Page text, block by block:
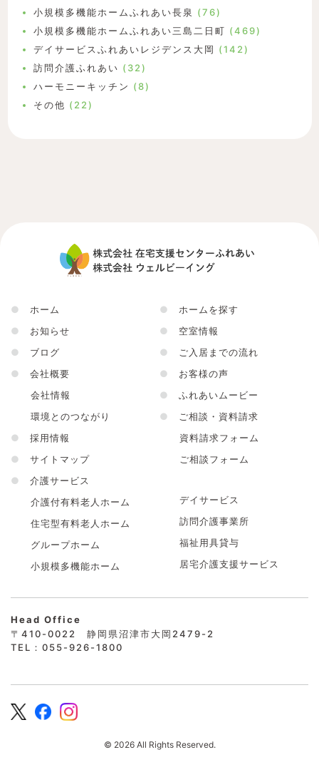
小規模多機能ホームふれあい長泉 (76)
小規模多機能ホームふれあい三島二日町 (469)
デイサービスふれあいレジデンス大岡 (142)
訪問介護ふれあい (32)
ハーモニーキッチン (8)
その他 (22)
●
ホーム
●
お知らせ
●
ブログ
●
会社概要
会社情報
環境とのつながり
●
採用情報
●
サイトマップ
●
介護サービス
介護付有料老人ホーム
住宅型有料老人ホーム
グループホーム
小規模多機能ホーム
●
ホームを探す
●
空室情報
●
ご入居までの流れ
●
お客様の声
●
ふれあいムービー
●
ご相談・資料請求
資料請求フォーム
ご相談フォーム
デイサービス
訪問介護事業所
福祉用具貸与
居宅介護支援サービス
Head Office
〒410-0022 静岡県沼津市大岡2479-2
TEL：055-926-1800
© 2026 All Rights Reserved.